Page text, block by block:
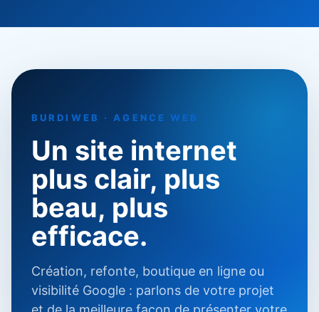
BURDIWEB · AGENCE WEB
Un site internet
plus clair, plus
beau, plus
efficace.
Création, refonte, boutique en ligne ou
visibilité Google : parlons de votre projet